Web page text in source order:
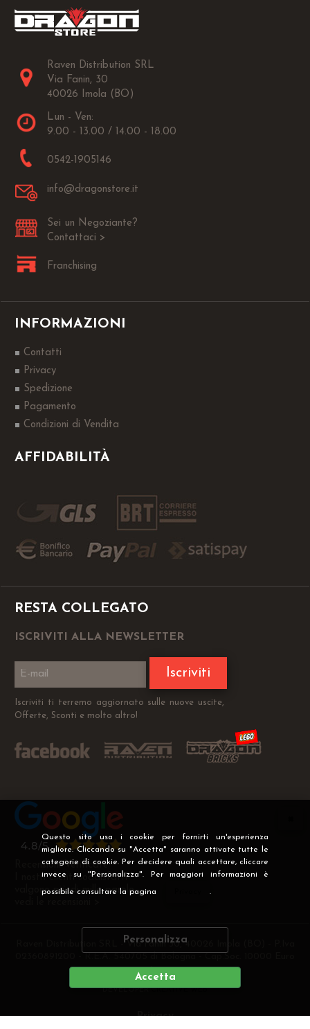
Questo sito usa i cookie per fornirti un'esperienza
migliore. Cliccando su "Accetta" saranno attivate tutte le
categorie di cookie. Per decidere quali accettare, cliccare
invece su "Personalizza". Per maggiori informazioni è
possibile consultare la pagina .
Personalizza
Accetta
Raven Distribution SRL
Via Fanin, 30
40026 Imola (BO)
Lun - Ven:
9.00 - 13.00 / 14.00 - 18.00
0542-1905146
info@dragonstore.it
Sei un Negoziante?
Contattaci >
Franchising
INFORMAZIONI
Contatti
Privacy
Spedizione
Pagamento
Condizioni di Vendita
AFFIDABILITÀ
RESTA COLLEGATO
ISCRIVITI ALLA NEWSLETTER
Iscriviti
Iscriviti ti terremo aggiornato sulle nuove uscite,
Offerte, Sconti e molto altro!
Recensioni Verificate
I nostri clienti soddisfatti
valgono più di mille parole
Raven Distribution SRL - Via Fanin 30, 40026 Imola (BO) - P.Iva
i.v
DEVELOPERCREATIVE WEB
Privacy